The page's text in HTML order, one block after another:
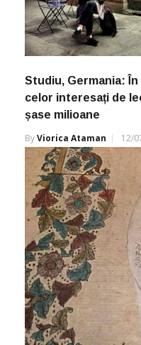
Studiu, Germania:
celor interesați de
șase milioane
ByViorica Ataman 12/